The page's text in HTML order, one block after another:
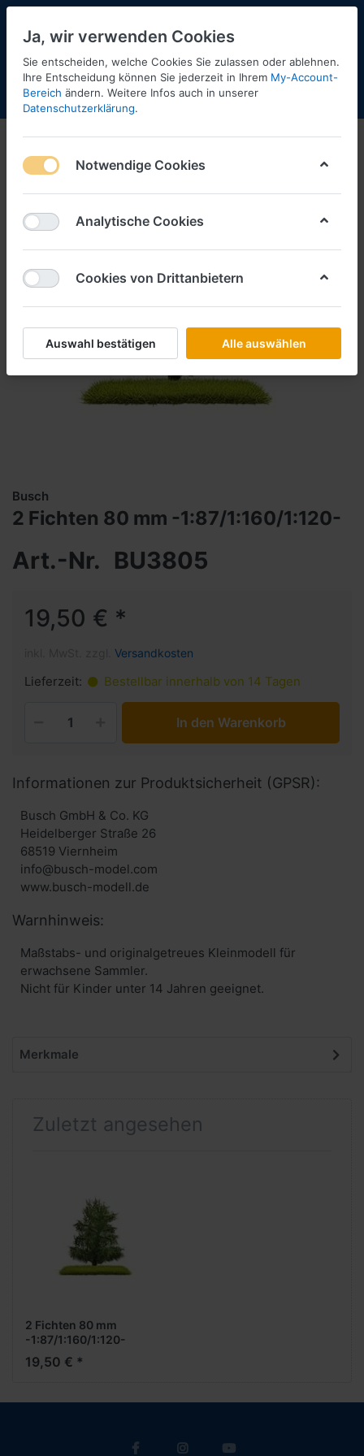
Menü Anmelden Shopaktualisierung
Busch
2 Fichten 80 mm -1:87/1:160/1:120-
Art.-Nr. BU3805
19,50 € *
Versandkosten
Lieferzeit: Bestellbar innerhalb von 14 Tagen
In den Warenkorb
Informationen zur Produktsicherheit (GPSR):
Busch GmbH & Co. KG
Heidelberger Straße 26
68519 Viernheim
info@busch-model.com
www.busch-modell.de
Warnhinweis:
Maßstabs- und originalgetreues Kleinmodell für
erwachsene Sammler.
Nicht für Kinder unter 14 Jahren geeignet.
Merkmale
Zuletzt angesehen
2 Fichten 80 mm
-1:87/1:160/1:120-
19,50 € *
Ja, wir verwenden Cookies
Sie entscheiden, welche Cookies Sie zulassen oder ablehnen.
Ihre Entscheidung können Sie jederzeit in Ihrem My-Account-
Bereich ändern. Weitere Infos auch in unserer
Datenschutzerklärung.
Notwendige Cookies
Analytische Cookies
Cookies von Drittanbietern
Auswahl bestätigen Alle auswählen